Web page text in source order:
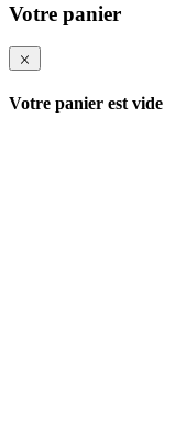
Votre panier
Votre panier est vide